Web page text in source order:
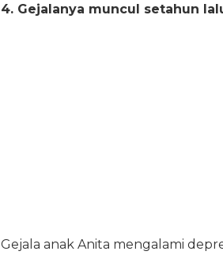
4. Gejalanya muncul setahun
Gejala anak Anita mengalami